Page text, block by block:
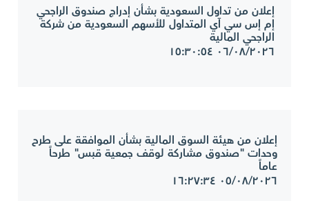
إعلان من تداول السعودية بشأن إدراج صندوق الراجحي
إم إس سي آي المتداول للأسهم السعودية من شركة
الراجحي المالية
٠٦/٠٨/٢٠٢٦ ١٥:٣٠:٥٤
إعلان من هيئة السوق المالية بشأن الموافقة على طرح
وحدات "صندوق مشاركة لوقف جمعية قبس" طرحاً
عاماً
٠٥/٠٨/٢٠٢٦ ١٦:٢٧:٣٤